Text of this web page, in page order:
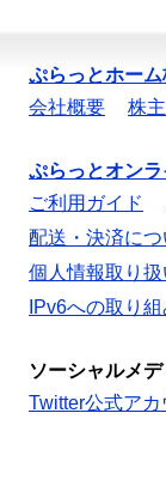
ぷらっとホー
会社概要
株
ぷらっとオン
ご利用ガイド
配送・決済につ
個人情報取り
IPv6への取り組
ソーシャルメ
Twitter公式アカ